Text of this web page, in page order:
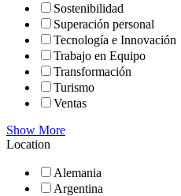
Sostenibilidad
Superación personal
Tecnología e Innovación
Trabajo en Equipo
Transformación
Turismo
Ventas
Show More
Location
Alemania
Argentina